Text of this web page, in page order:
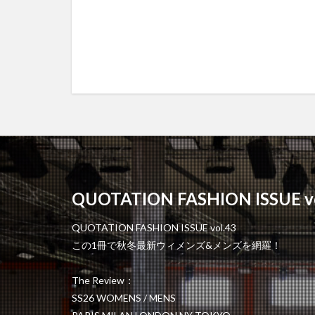
QUOTATION FASHION ISSUE
QUOTATION FASHION ISSUE vol.43
この1冊で秋冬最新ウィメンズ&メンズを網羅！
The Review：
SS26 WOMENS / MENS